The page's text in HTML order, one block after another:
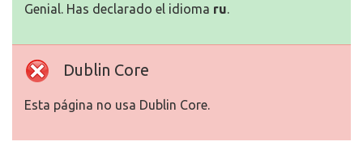
Genial. Has declarado el idioma ru.
Dublin Core
Esta página no usa Dublin Core.